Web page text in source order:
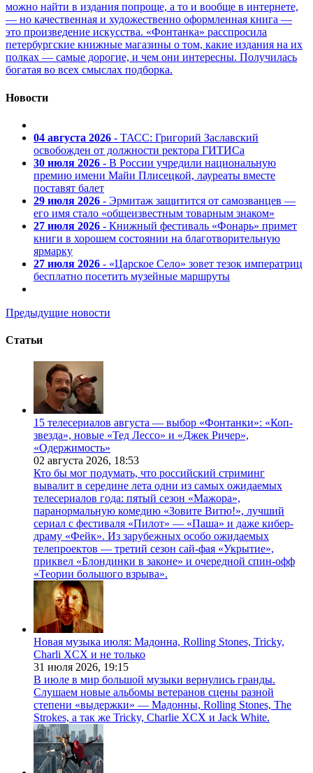
можно найти в издания попроще, а то и вообще в интернете,
— но качественная и художественно оформленная книга —
это произведение искусства. «Фонтанка» расспросила
петербургские книжные магазины о том, какие издания на их
полках — самые дорогие, и чем они интересны. Получилась
богатая во всех смыслах подборка.
Новости
04 августа 2026 - ТАСС: Григорий Заславский
освобожден от должности ректора ГИТИСа
30 июля 2026 - В России учредили национальную
премию имени Майи Плисецкой, лауреаты вместе
поставят балет
29 июля 2026 - Эрмитаж защитится от самозванцев —
его имя стало «общеизвестным товарным знаком»
27 июля 2026 - Книжный фестиваль «Фонарь» примет
книги в хорошем состоянии на благотворительную
ярмарку
27 июля 2026 - «Царское Село» зовет тезок императриц
бесплатно посетить музейные маршруты
Предыдущие новости
Статьи
15 телесериалов августа — выбор «Фонтанки»: «Коп-
звезда», новые «Тед Лессо» и «Джек Ричер»,
«Одержимость»
02 августа 2026, 18:53
Кто бы мог подумать, что российский стриминг
вывалит в середине лета одни из самых ожидаемых
телесериалов года: пятый сезон «Мажора»,
паранормальную комедию «Зовите Витю!», лучший
сериал с фестиваля «Пилот» — «Паша» и даже кибер-
драму «Фейк». Из зарубежных особо ожидаемых
телепроектов — третий сезон сай-фая «Укрытие»,
приквел «Блондинки в законе» и очередной спин-офф
«Теории большого взрыва».
Новая музыка июля: Мадонна, Rolling Stones, Tricky,
Charli XCX и не только
31 июля 2026, 19:15
В июле в мир большой музыки вернулись гранды.
Слушаем новые альбомы ветеранов сцены разной
степени «выдержки» — Мадонны, Rolling Stones, The
Strokes, а так же Tricky, Charlie XCX и Jack White.